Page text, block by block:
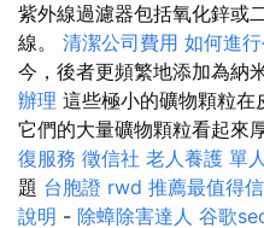
紫外線過濾器包括氧化鋅或
線。 清潔公司費用 如何進
今，後者更頻繁地添加為納
辦理 這些極小的礦物顆粒在
它們的大量礦物顆粒看起來
復服務 徵信社 老人養護 單
題 台胞證 rwd 推薦最值得
說明 - 除蟑除害達人 谷歌